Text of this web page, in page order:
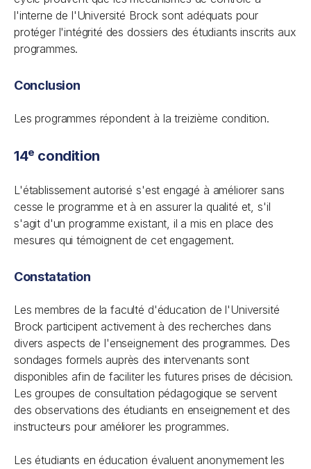
l'interne de l'Université Brock sont adéquats pour
protéger l'intégrité des dossiers des étudiants inscrits aux
programmes.
Conclusion
Les programmes répondent à la treizième condition.
14e condition
L'établissement autorisé s'est engagé à améliorer sans
cesse le programme et à en assurer la qualité et, s'il
s'agit d'un programme existant, il a mis en place des
mesures qui témoignent de cet engagement.
Constatation
Les membres de la faculté d'éducation de l'Université
Brock participent activement à des recherches dans
divers aspects de l'enseignement des programmes. Des
sondages formels auprès des intervenants sont
disponibles afin de faciliter les futures prises de décision.
Les groupes de consultation pédagogique se servent
des observations des étudiants en enseignement et des
instructeurs pour améliorer les programmes.
Les étudiants en éducation évaluent anonymement les